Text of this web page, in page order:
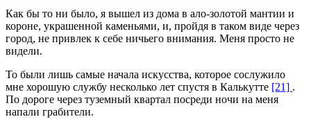
Как бы то ни было, я вышел из дома в ало-золотой мантии и
короне, украшенной каменьями, и, пройдя в таком виде через
город, не привлек к себе ничьего внимания. Меня просто не
видели.
То были лишь самые начала искусства, которое сослужило
мне хорошую службу несколько лет спустя в Калькутте [21] .
По дороге через туземный квартал посреди ночи на меня
напали грабители.